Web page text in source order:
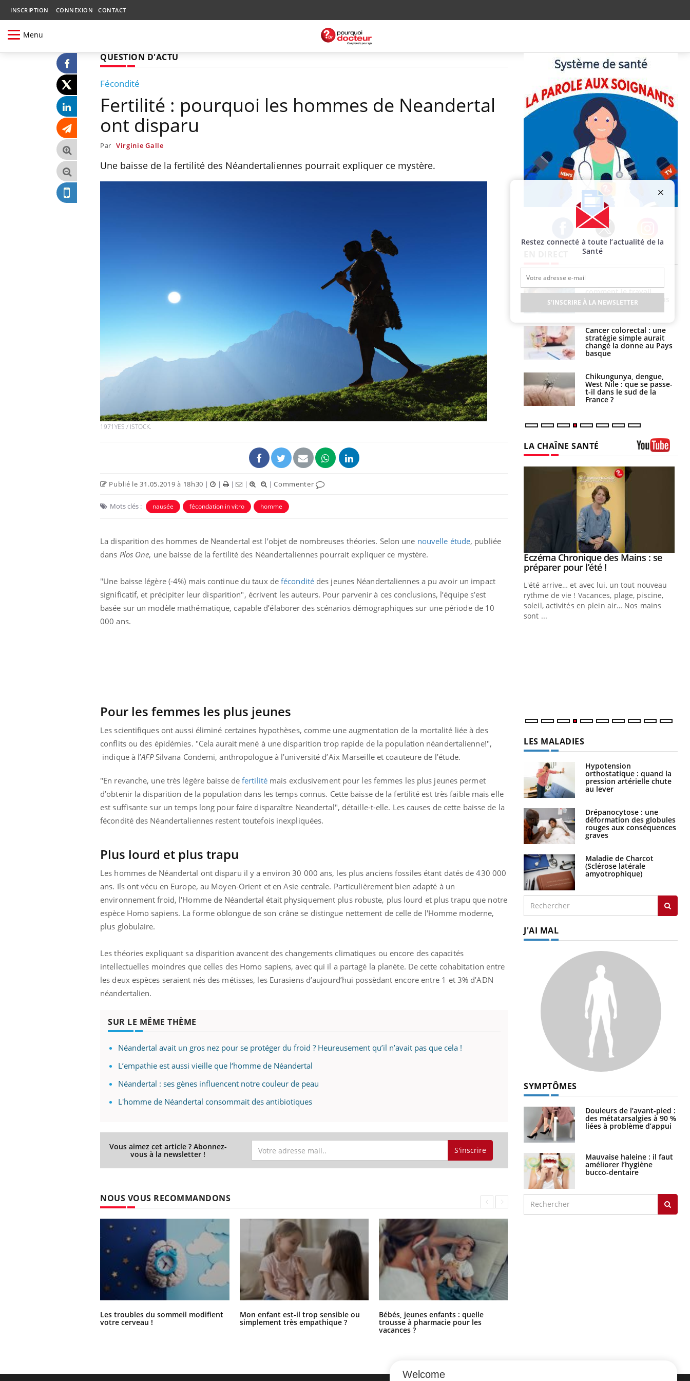
INSCRIPTION CONNEXION CONTACT
Menu
QUESTION D'ACTU
Fécondité
Fertilité : pourquoi les hommes de Neandertal
ont disparu
Par Virginie Galle
Une baisse de la fertilité des Néandertaliennes pourrait expliquer ce mystère.
1971YES / ISTOCK.
Publié le 31.05.2019 à 18h30 | | | | |Commenter
Mots clés : nausée fécondation in vitro homme
La disparition des hommes de Neandertal est l’objet de nombreuses théories. Selon une nouvelle étude, publiée
dans Plos One, une baisse de la fertilité des Néandertaliennes pourrait expliquer ce mystère.
"Une baisse légère (-4%) mais continue du taux deféconditédes jeunes Néandertaliennes a pu avoir un impact
significatif, et précipiter leur disparition", écrivent les auteurs. Pour parvenir à ces conclusions, l’équipe s’est
basée sur un modèle mathématique, capable d’élaborer des scénarios démographiques sur une période de 10
000 ans.
Pour les femmes les plus jeunes
Les scientifiques ont aussi éliminé certaines hypothèses, comme une augmentation de la mortalité liée à des
conflits ou des épidémies. "Cela aurait mené à une disparition trop rapide de la population néandertalienne!",
indique à l’AFPSilvana Condemi, anthropologue à l’université d’Aix Marseille et coauteure de l’étude.
"En revanche, une très légère baisse defertilitémais exclusivement pour les femmes les plus jeunes permet
d’obtenir la disparition de la population dans les temps connus. Cette baisse de la fertilité est très faible mais elle
est suffisante sur un temps long pour faire disparaître Neandertal", détaille-t-elle. Les causes de cette baisse de la
fécondité des Néandertaliennes restent toutefois inexpliquées.
Plus lourd et plus trapu
Les hommes de Néandertal ont disparu il y a environ 30 000 ans, les plus anciens fossiles étant datés de 430 000
ans. Ils ont vécu en Europe, au Moyen-Orient et en Asie centrale. Particulièrement bien adapté à un
environnement froid, l'Homme de Néandertal était physiquement plus robuste, plus lourd et plus trapu que notre
espèce Homo sapiens. La forme oblongue de son crâne se distingue nettement de celle de l'Homme moderne,
plus globulaire.
Les théories expliquant sa disparition avancent des changements climatiques ou encore des capacités
intellectuelles moindres que celles des Homo sapiens, avec qui il a partagé la planète. De cette cohabitation entre
les deux espèces seraient nés des métisses, les Eurasiens d’aujourd’hui possèdant encore entre 1 et 3% d’ADN
néandertalien.
SUR LE MÊME THÈME
Néandertal avait un gros nez pour se protéger du froid ? Heureusement qu’il n’avait pas que cela !
L’empathie est aussi vieille que l‘homme de Néandertal
Néandertal : ses gènes influencent notre couleur de peau
L'homme de Néandertal consommait des antibiotiques
Vous aimez cet article ? Abonnez-
vous à la newsletter ! S'inscrire
NOUS VOUS RECOMMANDONS
Les troubles du sommeil modifient
votre cerveau !
Mon enfant est-il trop sensible ou
simplement très empathique ?
Bébés, jeunes enfants : quelle
trousse à pharmacie pour les
vacances ?
Facebook Twitter Instagram
modifient votre cerveau !
Syndrome métabolique :
quels sont les meilleurs
exercices physiques ?
Comment éviter une otite
pendant les vacances ?
détecté chez un touriste
en France
Comment oublier les
écrans en vacances ?
comment le travail
empiète de plus en plus
sur nos soirées
Cancer colorectal : une
stratégie simple aurait
changé la donne au Pays
basque
Chikungunya, dengue,
West Nile : que se passe-
t-il dans le sud de la
France ?
LA CHAÎNE SANTÉ
Eczéma Chronique des Mains :
Il y a des sujets qui sont faciles à aborder...
d'autres non ! D'un côté, poser des
questions sur la maladie d'un proche c'est
Youtube
Carence en fer : comprendre pour
Fatigue, irritabilité, brouillard mental ou
même alopécie… Les symptômes de la
carence en fer sont multiples ce qui la rend
...
Youtube
Insuline & Charge mentale : et si on
En 2026, l'insuline dans le diabète de type 2
reste entourée d'idées reçues chez les
patients comme parfois chez les soignants.
Youtube
Eczéma Chronique des Mains : se
préparer pour l’été !Youtube
L'été arrive… et avec lui, un tout nouveau
rythme de vie ! Vacances, plage, piscine,
soleil, activités en plein air… Nos mains
sont ...
LES MALADIES
Hypotension
orthostatique : quand la
pression artérielle chute
au lever
Drépanocytose : une
déformation des globules
rouges aux conséquences
graves
Maladie de Charcot
(Sclérose latérale
amyotrophique)
J'AI MAL
SYMPTÔMES
Douleurs de l’avant-pied :
des métatarsalgies à 90 %
liées à problème d’appui
Mauvaise haleine : il faut
améliorer l’hygiène
bucco-dentaire
Restez connecté à toute l’actualité de la
Santé
S'INSCRIRE À LA NEWSLETTER
Welcome